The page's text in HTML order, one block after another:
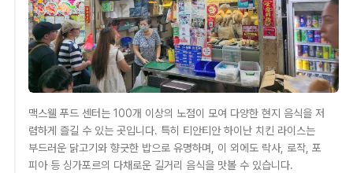
맥스웰 푸드 센터는 100개 이상의 노점이 모여 다양한 현지 음식을 저
렴하게 즐길 수 있는 곳입니다. 특히 티안티안 하이난 치킨 라이스는
부드러운 닭고기와 향긋한 밥으로 유명하며, 이 외에도 락사, 로작, 포
피아 등 싱가포르의 다채로운 길거리 음식을 맛볼 수 있습니다.